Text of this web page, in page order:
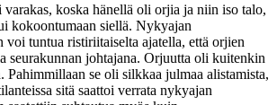
koska hänellä oli orjia ja niin iso talo,
kokoontumaan siellä. Nykyajan
voi tuntua ristiriitaiselta ajatella, että orjien
seurakunnan johtajana. Orjuutta oli kuitenkin
Pahimmillaan se oli silkkaa julmaa alistamista,
sitä saattoi verrata nykyajan